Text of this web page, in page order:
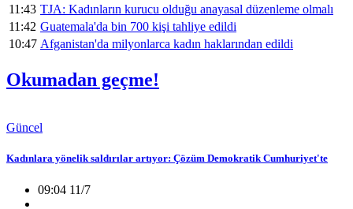
11:43 TJA: Kadınların kurucu olduğu anayasal düzenleme olmalı
11:42 Guatemala'da bin 700 kişi tahliye edildi
10:47 Afganistan'da milyonlarca kadın haklarından edildi
Okumadan geçme!
Güncel
Kadınlara yönelik saldırılar artıyor: Çözüm Demokratik Cumhuriyet'te
09:04 11/7